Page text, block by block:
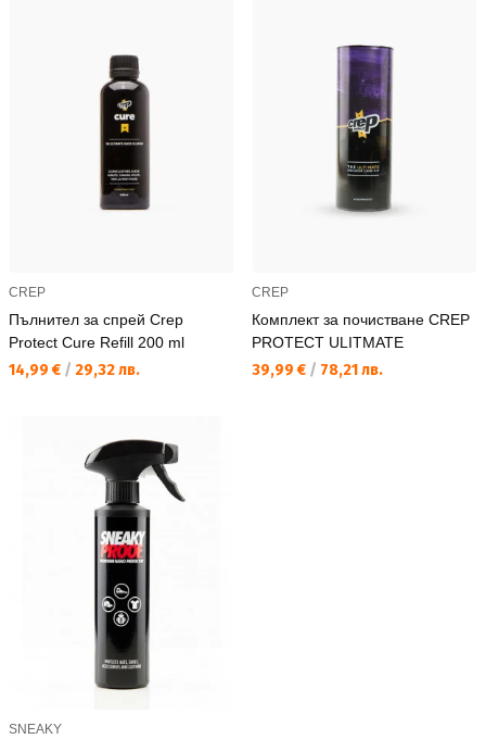
CREP
Пълнител за спрей Crep
Protect Cure Refill 200 ml
Текуща цена:
14,99 € / 29,32 лв.
CREP
Комплект за почистване CREP
PROTECT ULITMATE
Текуща цена:
39,99 € / 78,21 лв.
SNEAKY